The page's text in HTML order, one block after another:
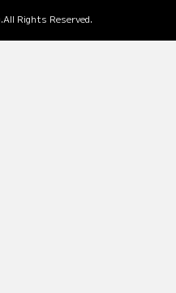
.All Rights Reserved.